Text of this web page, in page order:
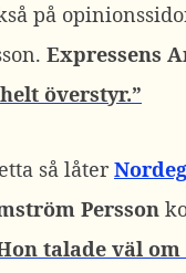
på
Expressens
överstyr.”
så låter
Persson
talade väl